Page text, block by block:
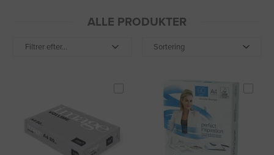
ALLE PRODUKTER
Filtrer efter... Sortering